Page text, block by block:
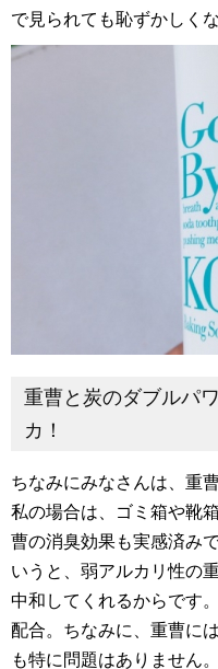
で見られても恥ずかしく
重曹と炭のダブルパ
カ！
ちなみにみなさんは、重
私の場合は、ゴミ箱や靴
曹の消臭効果も実感済み
いうと、弱アルカリ性の
中和してくれるからです
配合。ちなみに、重曹に
も特に問題はありません。